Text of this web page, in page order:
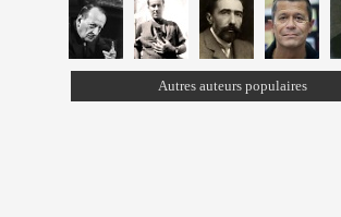
Autres auteurs populaires